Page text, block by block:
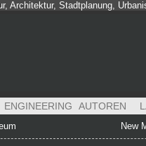
Architektur, Stadtplanung,
ENGINEERING AUTOREN
New